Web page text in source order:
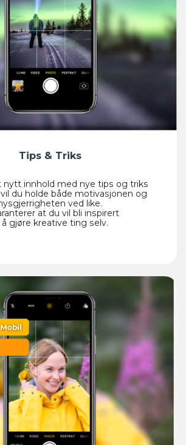
Tips & Triks
nytt innhold med nye tips og triks
vil du holde både motivasjonen og
ved like.
at du vil bli inspirert
gjøre kreative ting selv.